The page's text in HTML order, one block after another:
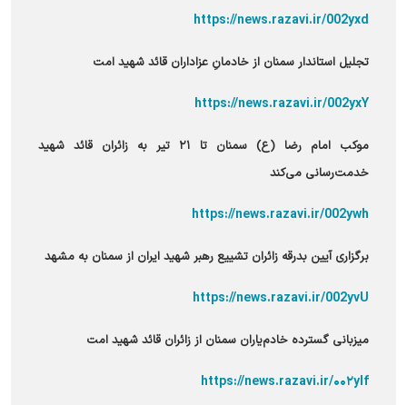
https://news.razavi.ir/002yxd
تجلیل استاندار سمنان از خادمانِ عزاداران قائد شهید امت
https://news.razavi.ir/002yxY
موکب امام رضا (ع) سمنان تا ۲۱ تیر به زائران قائد شهید
خدمت‌رسانی می‌کند
https://news.razavi.ir/002ywh
برگزاری آیین بدرقه زائران تشییع رهبر شهید ایران از سمنان به مشهد
https://news.razavi.ir/002yvU
میزبانی گسترده خادم‌یاران سمنان از زائران قائد شهید امت
https://news.razavi.ir/۰۰۲ylf